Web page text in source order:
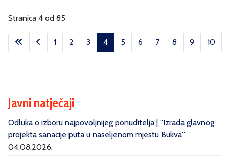
Stranica 4 od 85
1 2 3 4 5 6 7 8 9 10
Javni natječaji
Odluka o izboru najpovoljnijeg ponuditelja | ''Izrada glavnog
projekta sanacije puta u naseljenom mjestu Bukva''
04.08.2026.